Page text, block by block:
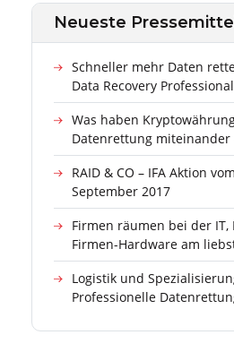
Neueste
Schneller mehr Daten
Data Recovery
Was haben
Datenrettung miteinander
RAID & CO – IFA Aktion
September 2017
Firmen räumen bei der
Firmen-Hardware am
Logistik und
Professionelle